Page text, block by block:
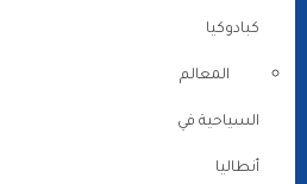
كبادوكيا
المعالم
السياحية في
أنطاليا